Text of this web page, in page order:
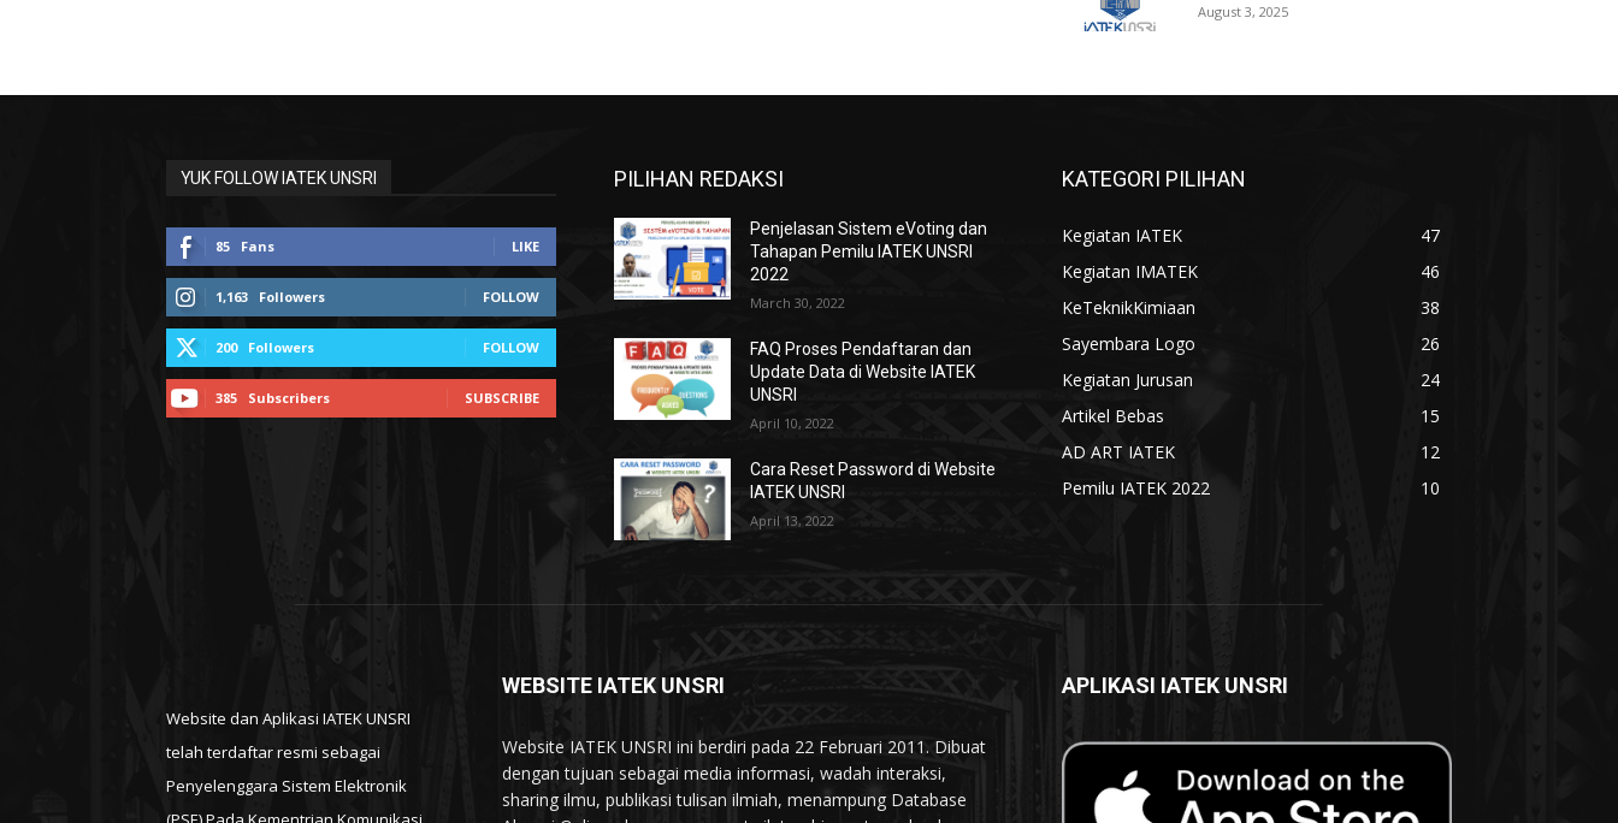
August 3, 2025
YUK FOLLOW IATEK UNSRI
85 Fans LIKE
1,163 Followers FOLLOW
200 Followers FOLLOW
385 Subscribers SUBSCRIBE
PILIHAN REDAKSI
Penjelasan Sistem eVoting dan
Tahapan Pemilu IATEK UNSRI
2022
March 30, 2022
FAQ Proses Pendaftaran dan
Update Data di Website IATEK
UNSRI
April 10, 2022
Cara Reset Password di Website
IATEK UNSRI
April 13, 2022
KATEGORI PILIHAN
Kegiatan IATEK
47
Kegiatan IMATEK
46
KeTeknikKimiaan
38
Sayembara Logo
26
Kegiatan Jurusan
24
Artikel Bebas
15
AD ART IATEK
12
Pemilu IATEK 2022
10
Website dan Aplikasi IATEK UNSRI
telah terdaftar resmi sebagai
Penyelenggara Sistem Elektronik
WEBSITE IATEK UNSRI
Website IATEK UNSRI ini berdiri pada 22 Februari 2011. Dibuat
dengan tujuan sebagai media informasi, wadah interaksi,
sharing ilmu, publikasi tulisan ilmiah, menampung Database
APLIKASI IATEK UNSRI